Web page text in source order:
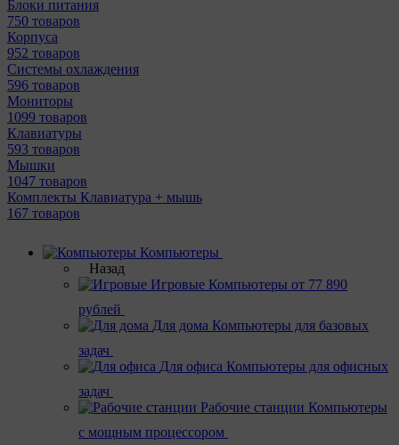
Блоки питания
750 товаров
Корпуса
952 товаров
Системы охлаждения
596 товаров
Мониторы
1099 товаров
Клавиатуры
593 товаров
Мышки
1047 товаров
Комплекты Клавиатура + мышь
167 товаров
Компьютеры
Назад
Игровые Компьютеры от 77 890
рублей
Для дома Компьютеры для базовых
задач
Для офиса Компьютеры для офисных
задач
Рабочие станции Компьютеры
с мощным процессором